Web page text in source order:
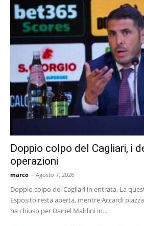
Doppio colpo del Cagliari, i
operazioni
marco - Agosto 7, 2026
Doppio colpo del Cagliari in entrata. La
Esposito resta aperta, mentre Accardi
ha chiuso per Daniel Maldini in...